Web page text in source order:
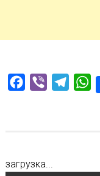
Facebook
Viber
загрузка...